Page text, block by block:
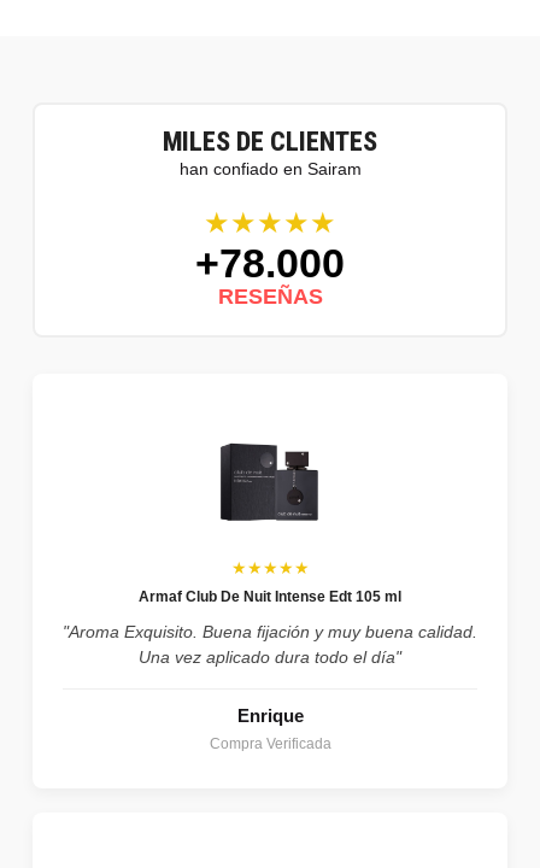
MILES DE CLIENTES
han confiado en Sairam
★★★★★
+78.000
RESEÑAS
★★★★★
Armaf Club De Nuit Intense Edt 105 ml
"Aroma Exquisito. Buena fijación y muy buena calidad.
Una vez aplicado dura todo el día"
Enrique
Compra Verificada